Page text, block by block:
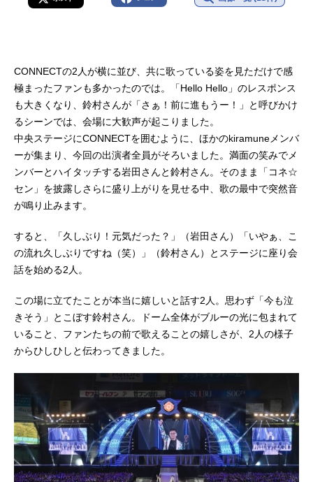
CONNECTの2人が横に並び、共に歌っている姿を見ただけで感
極まったファンも多かったのでは。「Hello Hello」のレスポンス
も大きくなり、鈴村さんが「さぁ！前に進もうー！」と呼びかけ
るシーンでは、会場に大歓声が起こりました。
中央ステージにCONNECTを囲むように、ほかのkiramuneメンバ
ーが集まり、今回の出演者全員がそろいました。満面の笑みでメ
ンバーとハイタッチする岩田さんと鈴村さん。そのまま「コネ☆
セン」を披露しさらに盛り上がりを見せる中、歌の最中で突然音
が鳴り止みます。
すると、「久しぶり！元気だった？」（岩田さん）「いやぁ、こ
の流れ久しぶりですね（笑）」（鈴村さん）とステージに座り会
話を始める2人。
この場に立てたことが本当に嬉しいと話す2人。思わず「今も泣
きそう」とこぼす鈴村さん。ドーム全体がブルーの光に包まれて
いること、ファンたちの前で歌えることの嬉しさが、2人の様子
からひしひしと伝わってきました。